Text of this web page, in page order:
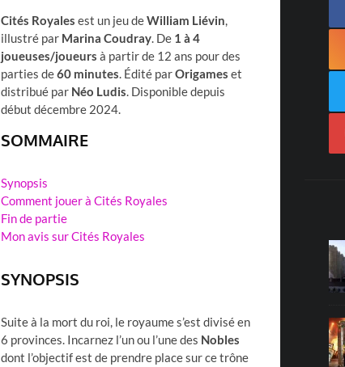
Cités Royales est un jeu deWilliam Liévin,
illustré par Marina Coudray. De 1 à 4
joueuses/joueurs à partir de 12 ans pour des
parties de60 minutes. Édité parOrigames et
distribué par Néo Ludis. Disponible depuis
début décembre 2024.
SOMMAIRE
Synopsis
Comment jouer à Cités Royales
Fin de partie
Mon avis sur Cités Royales
SYNOPSIS
Suite à la mort du roi, le royaume s’est divisé en
6 provinces. Incarnez l’un ou l’une des Nobles
dont l’objectif est de prendre place sur ce trône